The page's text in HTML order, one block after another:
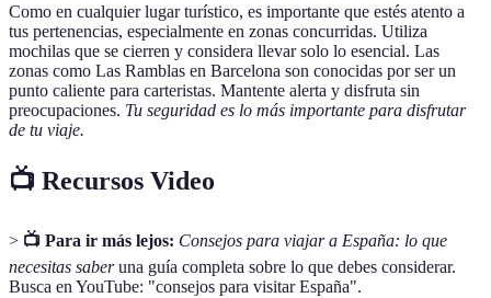
Como en cualquier lugar turístico, es importante que estés atento a
tus pertenencias, especialmente en zonas concurridas. Utiliza
mochilas que se cierren y considera llevar solo lo esencial. Las
zonas como Las Ramblas en Barcelona son conocidas por ser un
punto caliente para carteristas. Mantente alerta y disfruta sin
preocupaciones. Tu seguridad es lo más importante para disfrutar
de tu viaje.
📺 Recursos Video
> 📺 Para ir más lejos: Consejos para viajar a España: lo que
necesitas saberuna guía completa sobre lo que debes considerar.
Busca en YouTube: "consejos para visitar España".